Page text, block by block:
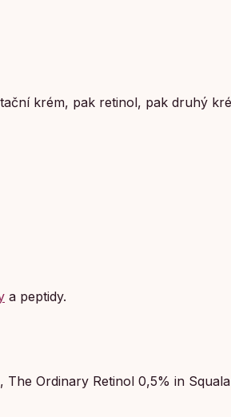
krém, pak retinol, pak druhý
a peptidy.
Ordinary Retinol 0,5% in